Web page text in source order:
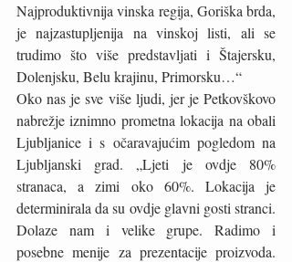
Najproduktivnija vinska regija, Goriška brda,
je najzastupljenija na vinskoj listi, ali se
trudimo što više predstavljati i Štajersku,
Dolenjsku, Belu krajinu, Primorsku…“
Oko nas je sve više ljudi, jer je Petkovškovo
nabrežje iznimno prometna lokacija na obali
Ljubljanice i s očaravajućim pogledom na
Ljubljanski grad. „Ljeti je ovdje 80%
stranaca, a zimi oko 60%. Lokacija je
determinirala da su ovdje glavni gosti stranci.
Dolaze nam i velike grupe. Radimo i
posebne menije za prezentacije proizvoda.